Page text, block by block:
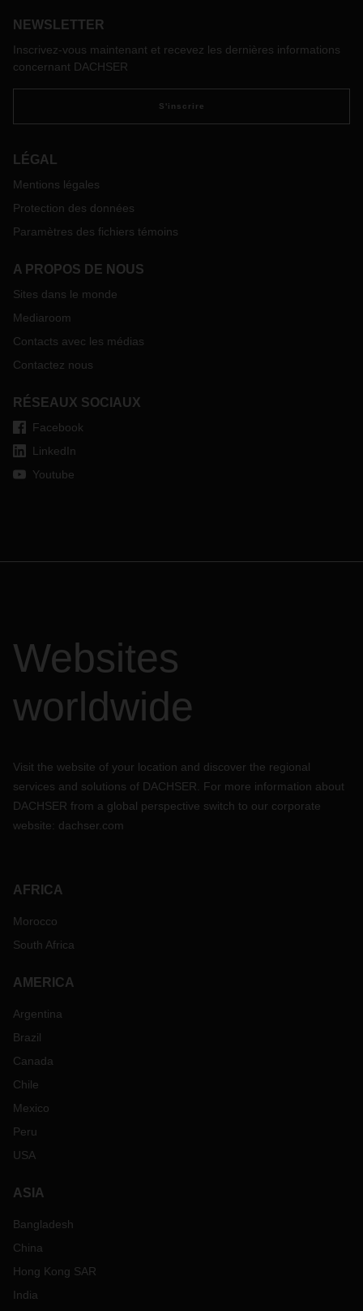
autres responsable de gérer la sécurité de l’information au
NEWSLETTER
Inscrivez-vous maintenant et recevez les dernières informations
concernant DACHSER
S'inscrire
LÉGAL
Mentions légales
Protection des données
Paramètres des fichiers témoins
A PROPOS DE NOUS
Sites dans le monde
Mediaroom
Contacts avec les médias
Contactez nous
RÉSEAUX SOCIAUX
Facebook
LinkedIn
Youtube
Websites
worldwide
Visit the website of your location and discover the regional
services and solutions of DACHSER. For more information about
DACHSER from a global perspective switch to our corporate
website: dachser.com
AFRICA
Morocco
South Africa
AMERICA
Argentina
Brazil
Canada
Chile
Mexico
Peru
USA
ASIA
Bangladesh
China
Hong Kong SAR
India